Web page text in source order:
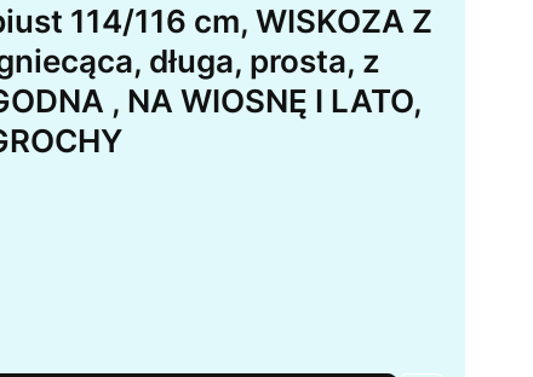
114/116 cm, WISKOZA Z
długa, prosta, z
, NA WIOSNĘ I LATO,